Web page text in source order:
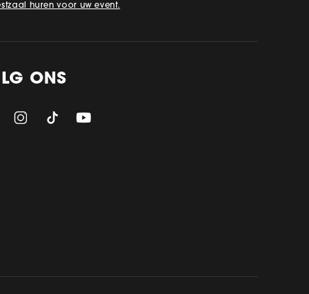
huren voor uw event.
ONS